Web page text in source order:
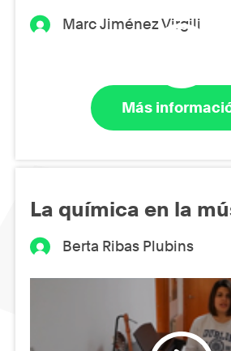
Marc Jiménez Virgili
Más
La química en la
Berta Ribas Plubins